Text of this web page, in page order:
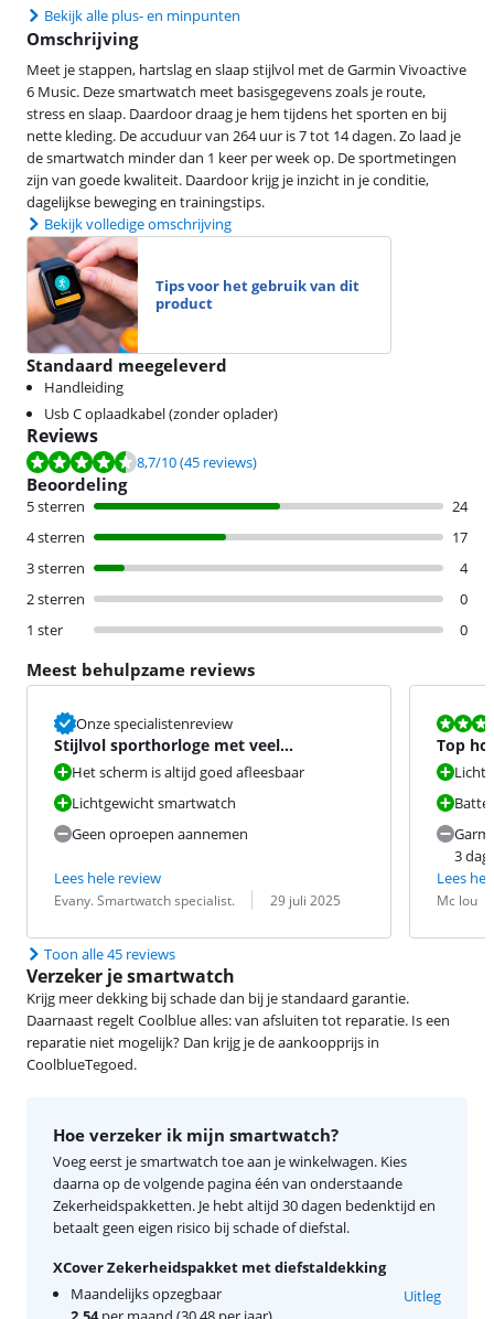
Bekijk alle plus- en minpunten
Omschrijving
Meet je stappen, hartslag en slaap stijlvol met de Garmin Vivoactive
6 Music. Deze smartwatch meet basisgegevens zoals je route,
stress en slaap. Daardoor draag je hem tijdens het sporten en bij
nette kleding. De accuduur van 264 uur is 7 tot 14 dagen. Zo laad je
de smartwatch minder dan 1 keer per week op. De sportmetingen
zijn van goede kwaliteit. Daardoor krijg je inzicht in je conditie,
dagelijkse beweging en trainingstips.
Bekijk volledige omschrijving
Tips voor het gebruik van dit
product
Standaard meegeleverd
Handleiding
Usb C oplaadkabel (zonder oplader)
Reviews
Beoordeling is 8,7 van de 10, gebaseerd op 45 reviews.
8,7/10(45 reviews)
Beoordeling
5 sterren
24
4 sterren
17
3 sterren
4
2 sterren
0
1 ster
0
Meest behulpzame reviews
Onze specialistenreview
Stijlvol sporthorloge met veel
sportfuncties.
Het scherm is altijd goed afleesbaar
Lichtgewicht smartwatch
Geen oproepen aannemen
Lees hele review
Beoordeling door:
Evany. Smartwatch specialist.
Datum: 29 juli 2025
Top
3
Lees
Mc lou
Datum:
Toon alle 45 reviews
Verzeker je smartwatch
Krijg meer dekking bij schade dan bij je standaard garantie.
Daarnaast regelt Coolblue alles: van afsluiten tot reparatie. Is een
reparatie niet mogelijk? Dan krijg je de aankoopprijs in
CoolblueTegoed.
Hoe verzeker ik mijn smartwatch?
Voeg eerst je smartwatch toe aan je winkelwagen. Kies
daarna op de volgende pagina één van onderstaande
Zekerheidspakketten. Je hebt altijd 30 dagen bedenktijd en
betaalt geen eigen risico bij schade of diefstal.
XCover Zekerheidspakket met diefstaldekking
Maandelijks opzegbaar
Uitleg